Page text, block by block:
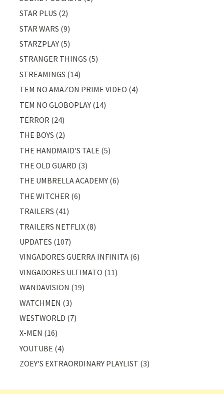
STAR PLUS (2)
STAR WARS (9)
STARZPLAY (5)
STRANGER THINGS (5)
STREAMINGS (14)
TEM NO AMAZON PRIME VIDEO (4)
TEM NO GLOBOPLAY (14)
TERROR (24)
THE BOYS (2)
THE HANDMAID'S TALE (5)
THE OLD GUARD (3)
THE UMBRELLA ACADEMY (6)
THE WITCHER (6)
TRAILERS (41)
TRAILERS NETFLIX (8)
UPDATES (107)
VINGADORES GUERRA INFINITA (6)
VINGADORES ULTIMATO (11)
WANDAVISION (19)
WATCHMEN (3)
WESTWORLD (7)
X-MEN (16)
YOUTUBE (4)
ZOEY'S EXTRAORDINARY PLAYLIST (3)